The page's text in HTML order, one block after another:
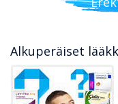
Alkuperäiset